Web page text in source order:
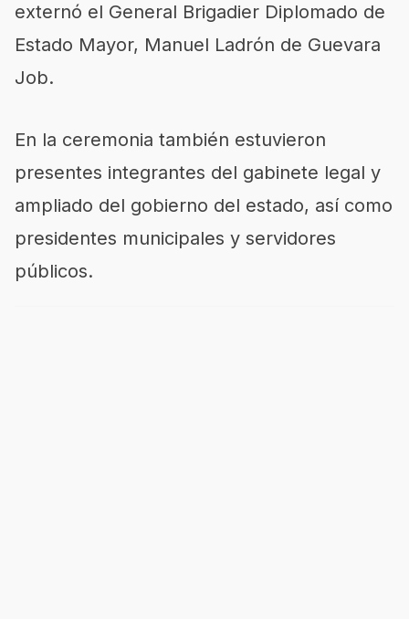
externó el General Brigadier Diplomado de
Estado Mayor, Manuel Ladrón de Guevara
Job.
En la ceremonia también estuvieron
presentes integrantes del gabinete legal y
ampliado del gobierno del estado, así como
presidentes municipales y servidores
públicos.